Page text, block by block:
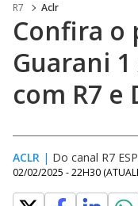
R7 Aclr
Confira o
Guarani
com R7 e
ACLR | Do canal R7
02/02/2025 - 22H30